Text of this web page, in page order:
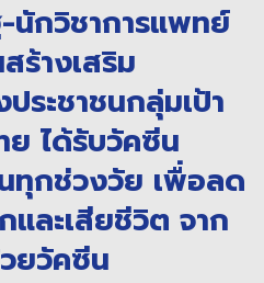
นักวิชาการแพทย์
ร้างเสริม
ระชาชนกลุ่มเป้า
ย ได้รับวัคซีน
ทุกช่วงวัย เพื่อลด
และเสียชีวิต จาก
ยวัคซีน